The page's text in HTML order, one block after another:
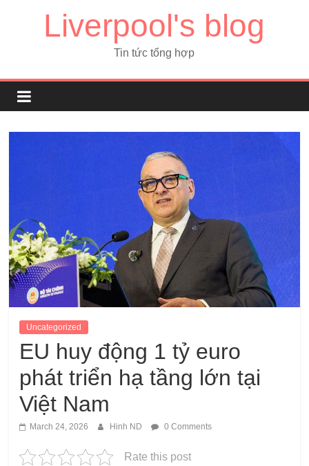
Liverpool's blog
Tin tức tổng hợp
Uncategorized
EU huy động 1 tỷ euro
phát triển hạ tầng lớn tại
Việt Nam
March 24, 2026 Hinh ND 0 Comments
Rate this post